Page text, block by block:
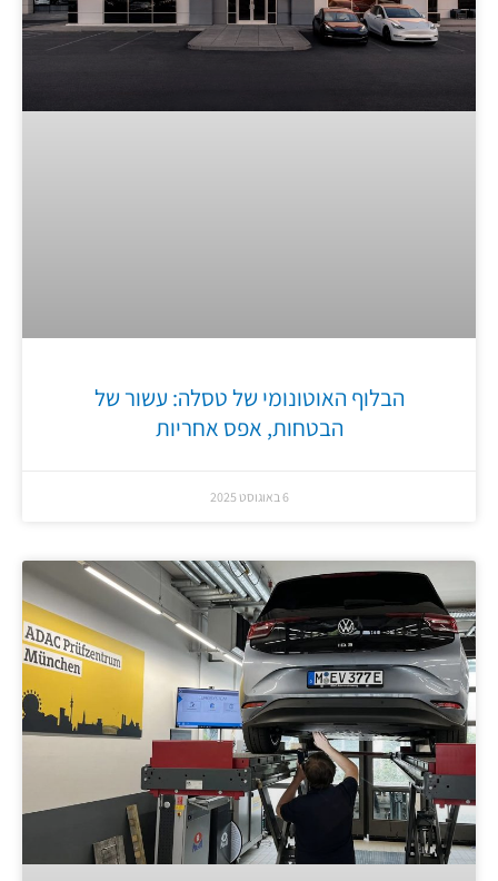
הבלוף האוטונומי של טסלה: עשור של
הבטחות, אפס אחריות
6 באוגוסט 2025